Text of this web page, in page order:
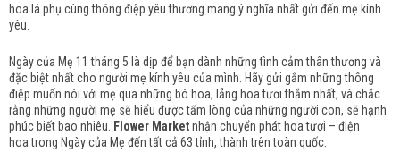
hoa lá phụ cùng thông điệp yêu thương mang ý nghĩa nhất gửi đến mẹ kính
yêu.
Ngày của Mẹ 11 tháng 5 là dịp để bạn dành những tình cảm thân thương và
đặc biệt nhất cho người mẹ kính yêu của mình. Hãy gửi gắm những thông
điệp muốn nói với mẹ qua những bó hoa, lẵng hoa tươi thắm nhất, và chắc
rằng những người mẹ sẽ hiểu được tấm lòng của những người con, sẽ hạnh
phúc biết bao nhiêu. Flower Marketnhận chuyển phát hoa tươi – điện
hoa trong Ngày của Mẹ đến tất cả 63 tỉnh, thành trên toàn quốc.